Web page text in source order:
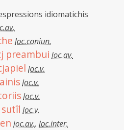
idiomatichis
loc.coniun.
preambui loc.av.
loc.v.
loc.v.
loc.v.
loc.v.
loc.av., loc.inter.